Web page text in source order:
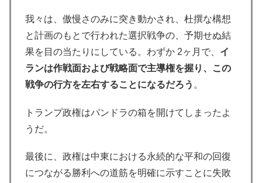
我々は、傲慢さのみに突き動かされ、杜撰な構想
と計画のもとで行われた選択戦争の、予期せぬ結
果を目の当たりにしている。わずか 2ヶ月で、 イ
ランは作戦面および戦略面で主導権を握り、この
戦争の行方を左右することになるだろう 。
トランプ政権はパンドラの箱を開けてしまったよ
うだ。
最後に、政権は中東における永続的な平和の回復
につながる勝利への道筋を明確に示すことに失敗